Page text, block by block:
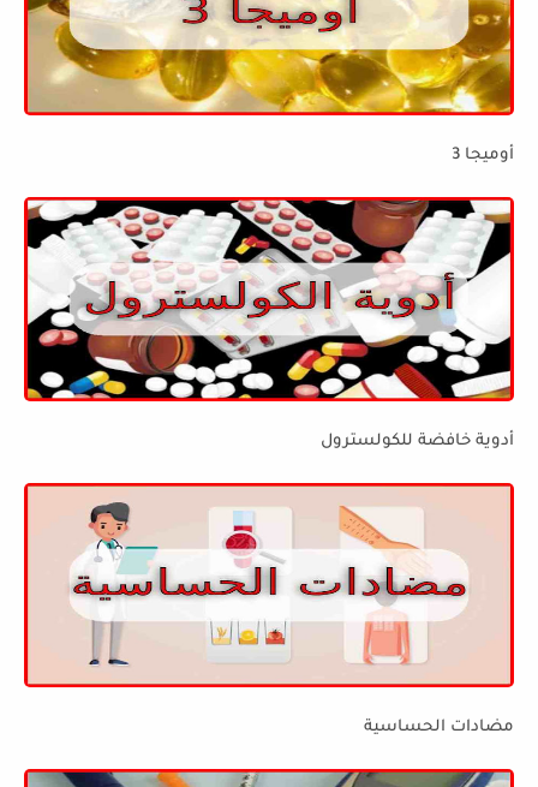
أوميجا 3
أدوية خافضة للكولسترول
مضادات الحساسية